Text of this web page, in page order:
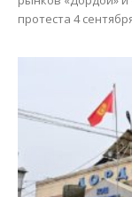
протеста 4